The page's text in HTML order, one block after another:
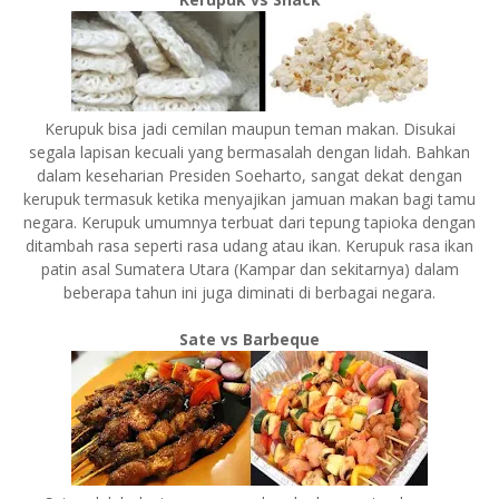
Kerupuk bisa jadi cemilan maupun teman makan. Disukai
segala lapisan kecuali yang bermasalah dengan lidah. Bahkan
dalam keseharian Presiden Soeharto, sangat dekat dengan
kerupuk termasuk ketika menyajikan jamuan makan bagi tamu
negara. Kerupuk umumnya terbuat dari tepung tapioka dengan
ditambah rasa seperti rasa udang atau ikan. Kerupuk rasa ikan
patin asal Sumatera Utara (Kampar dan sekitarnya) dalam
beberapa tahun ini juga diminati di berbagai negara.
Sate vs Barbeque